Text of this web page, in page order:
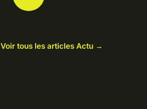
Voir tous les articles Actu →